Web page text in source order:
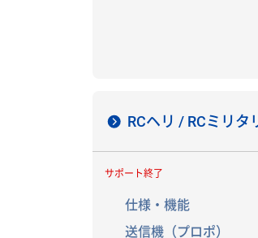
RCヘリ / RCミリタ
サポート終了
仕様・機能
送信機（プロポ）